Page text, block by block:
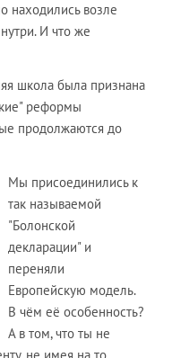
находились возле
И что же
школа была признана
реформы
продолжаются до
Мы присоединились к
так называемой
"Болонской
декларации" и
переняли
Европейскую модель.
В чём её особенность?
А в том, что ты не